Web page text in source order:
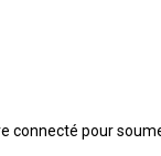
connecté pour